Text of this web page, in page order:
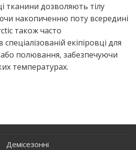
тка­ни­ни дозво­ля­ють тілу
нако­пи­чен­ню поту все­ре­ди­ні
також часто
екі­пі­ров­ці для
полю­ва­н­ня, забез­пе­чу­ю­чи
температурах.
Демісезонні